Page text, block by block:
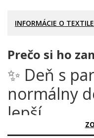
INFORMÁCIE O TEXTILE
Prečo si ho
✨ Deň s
normálny
lepší.
Existujú dva typy ľudí: tí,